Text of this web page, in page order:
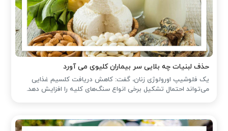
حذف لبنیات چه بلایی سر بیماران کلیوی می آورد
یک فلوشیپ اورولوژی زنان، گفت: کاهش دریافت کلسیم غذایی
می‌تواند احتمال تشکیل برخی انواع سنگ‌های کلیه را افزایش دهد.